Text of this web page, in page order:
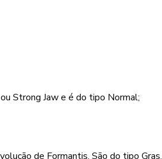
Strong Jaw e é do tipo Normal;
de Formantis. São do tipo Gras.